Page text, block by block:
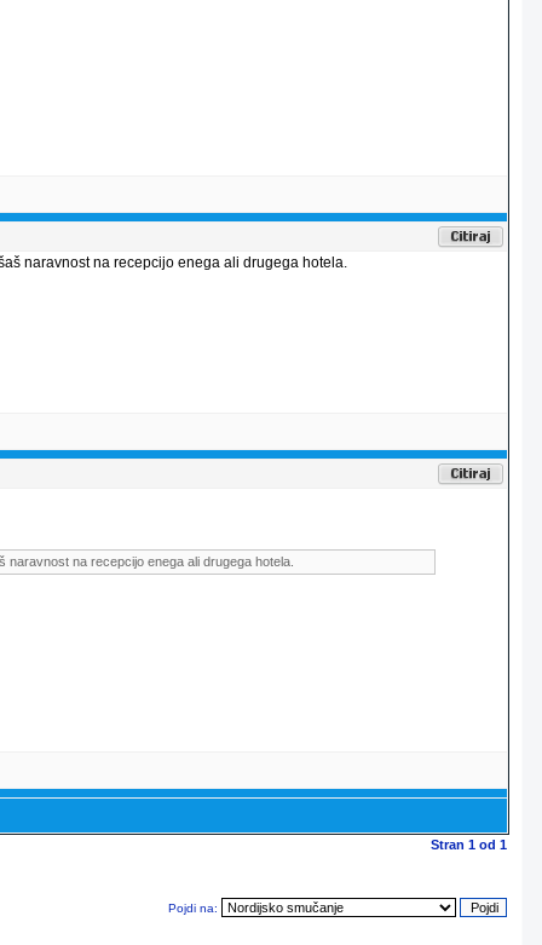
naravnost na recepcijo enega ali drugega hotela.
na recepcijo enega ali drugega hotela.
Stran 1 od 1
Pojdi na: